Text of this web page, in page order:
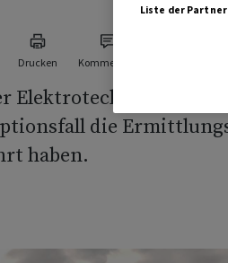
Drucken Kommentare
Elektrotechnikkonzern
die
haben.
Liste der